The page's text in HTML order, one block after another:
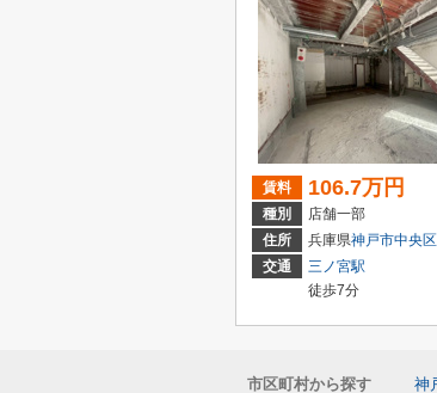
賃料 106.7万円
種別
店舗一部
住所
兵庫県神戸市中央区
交通
三ノ宮駅
徒歩7分
市区町村から探す 神